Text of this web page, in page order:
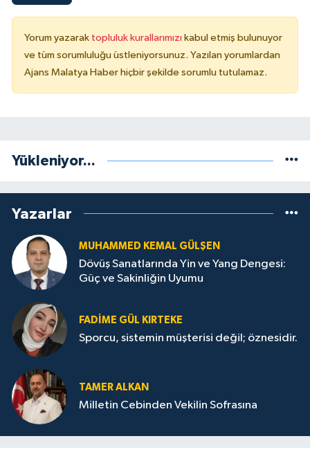
Yorum yazarak topluluk kurallarımızı kabul etmiş bulunuyor
ve tüm sorumluluğu üstleniyorsunuz. Yazılan yorumlardan
Ajans Malatya Haber hiçbir şekilde sorumlu tutulamaz.
Yükleniyor...
Yazarlar
MUHAMMED KEMAL GÜLŞEN
Dövüş Sanatlarında Yin ve Yang Dengesi:
Güç ve Sakinliğin Uyumu
FADIME GÜL KIRTEKE
Sporcu, sistemin müşterisi değil; öznesidir.
TAMER ALKAN
Milletin Cebinden Vekilin Sofrasına